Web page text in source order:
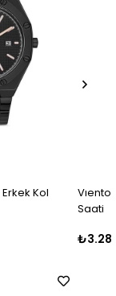
Erkek Kol